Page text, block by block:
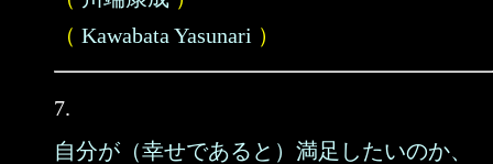
（ Kawabata Yasunari ）
7.
自分が（幸せであると）満足したいのか、